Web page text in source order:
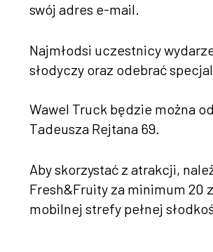
swój adres e-mail.
Najmłodsi uczestnicy
słodyczy oraz odebrać
Wawel Truck będzie można
Tadeusza Rejtana 69.
Aby skorzystać z atrakcji,
Fresh&Fruity za minimum 20
mobilnej strefy pełnej